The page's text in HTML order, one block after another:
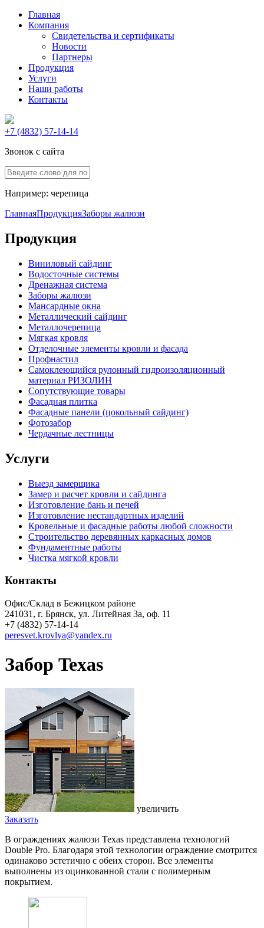
Главная
Компания
Свидетельства и сертификаты
Новости
Партнеры
Продукция
Услуги
Наши работы
Контакты
+7 (4832) 57-14-14
Звонок с сайта
Например: черепица
ГлавнаяПродукцияЗаборы жалюзи
Продукция
Виниловый сайдинг
Водосточные системы
Дренажная система
Заборы жалюзи
Мансардные окна
Металлический сайдинг
Металлочерепица
Мягкая кровля
Отделочные элементы кровли и фасада
Профнастил
Самоклеющийся рулонный гидроизоляционный
материал РИЗОЛИН
Сопутствующие товары
Фасадная плитка
Фасадные панели (цокольный сайдинг)
Фотозабор
Чердачные лестницы
Услуги
Выезд замерщика
Замер и расчет кровли и сайдинга
Изготовление бань и печей
Изготовление нестандартных изделий
Кровельные и фасадные работы любой сложности
Строительство деревянных каркасных домов
Фундаментные работы
Чистка мягкой кровли
Контакты
Офис/Склад в Бежицком районе
241031, г. Брянск, ул. Литейная 3а, оф. 11
+7 (4832) 57-14-14
peresvet.krovlya@yandex.ru
Забор Texas
увеличить
Заказать
В ограждениях жалюзи Texas представлена технологий
Double Pro. Благодаря этой технологии ограждение смотрится
одинаково эстетично с обеих сторон. Все элементы
выполнены из оцинкованной стали с полимерным
покрытием.